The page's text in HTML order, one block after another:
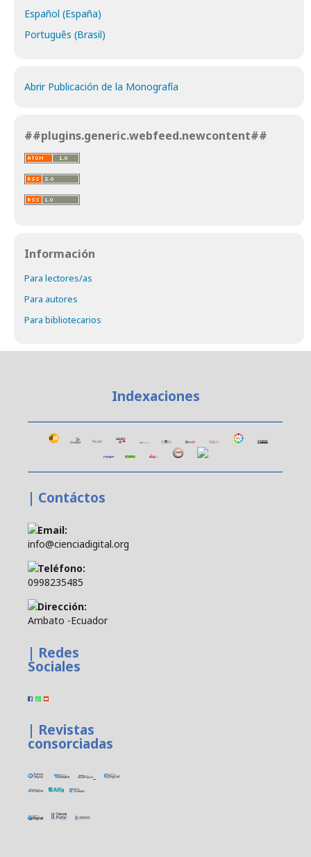
Español (España)
Português (Brasil)
Abrir Publicación de la Monografía
##plugins.generic.webfeed.newcontent##
Información
Para lectores/as
Para autores
Para bibliotecarios
Indexaciones
| Contáctos
Email:
info@cienciadigital.org
Teléfono:
0998235485
Dirección:
Ambato -Ecuador
| Redes
Sociales
| Revistas
consorciadas